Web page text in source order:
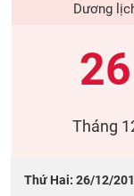
Dương
26
Tháng
Thứ Hai: 26/12/